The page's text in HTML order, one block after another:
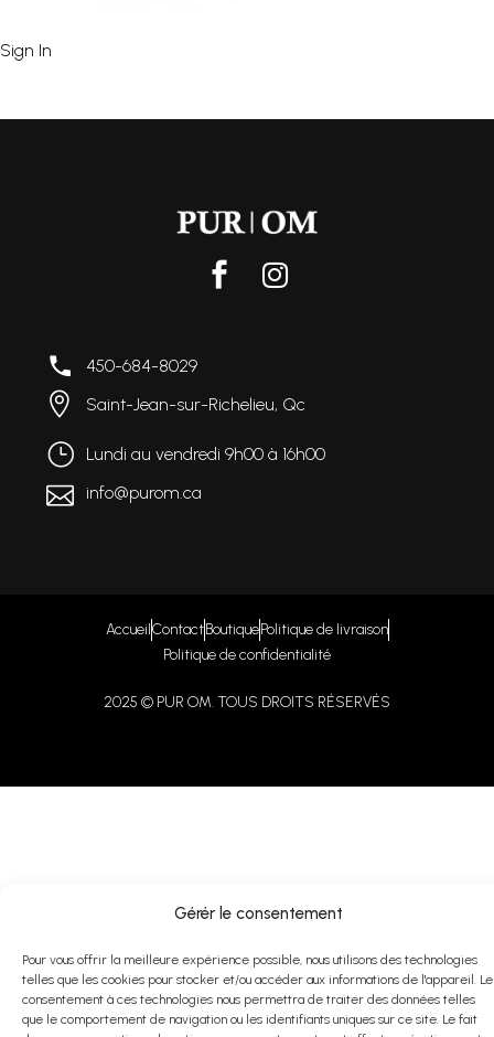
Gérér le consentement
Pour vous offrir la meilleure expérience possible, nous utilisons des technologies
telles que les cookies pour stocker et/ou accéder aux informations de l'appareil. Le
consentement à ces technologies nous permettra de traiter des données telles
que le comportement de navigation ou les identifiants uniques sur ce site. Le fait
Sign In
450-684-8029
Saint-Jean-sur-Richelieu, Qc
Lundi au vendredi 9h00 à 16h00
info@purom.ca
AccueilContactBoutiquePolitique de livraison
Politique de confidentialité
2025 © PUR OM. TOUS DROITS RÉSERVÉS